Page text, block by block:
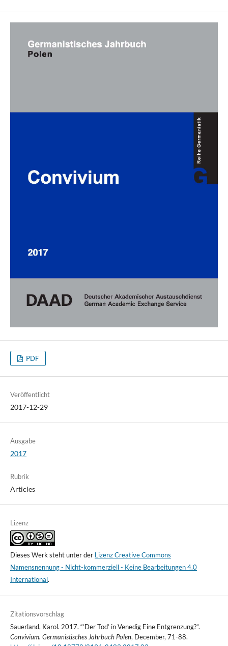
PDF
Veröffentlicht
2017-12-29
Ausgabe
2017
Rubrik
Articles
Lizenz
Dieses Werk steht unter der Lizenz Creative Commons
Namensnennung - Nicht-kommerziell - Keine Bearbeitungen 4.0
International.
Zitationsvorschlag
Sauerland, Karol. 2017. “‘Der Tod’ in Venedig Eine Entgrenzung?”.
Convivium. Germanistisches Jahrbuch Polen, December, 71-88.